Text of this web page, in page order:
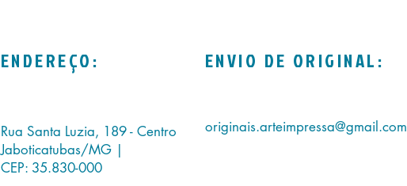
ENDEREÇO: ENVIO DE ORIGINAL:
Rua Santa Luzia, 189 - Centro
Jaboticatubas/MG |
CEP: 35.830-000
originais.arteimpressa@gmail.com